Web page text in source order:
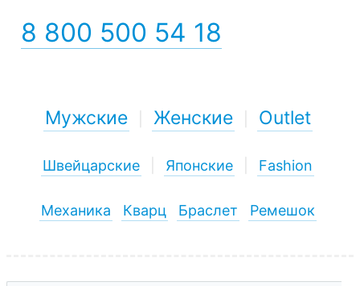
8 800 500 54 18
Мужские Женские Outlet
Швейцарские Японские Fashion
Механика Кварц Браслет Ремешок